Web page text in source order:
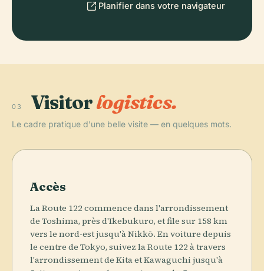
Planifier dans votre navigateur
03 Visitorlogistics.
Le cadre pratique d'une belle visite — en quelques mots.
Accès
La Route 122 commence dans l'arrondissement
de Toshima, près d'Ikebukuro, et file sur 158 km
vers le nord-est jusqu'à Nikkō. En voiture depuis
le centre de Tokyo, suivez la Route 122 à travers
l'arrondissement de Kita et Kawaguchi jusqu'à